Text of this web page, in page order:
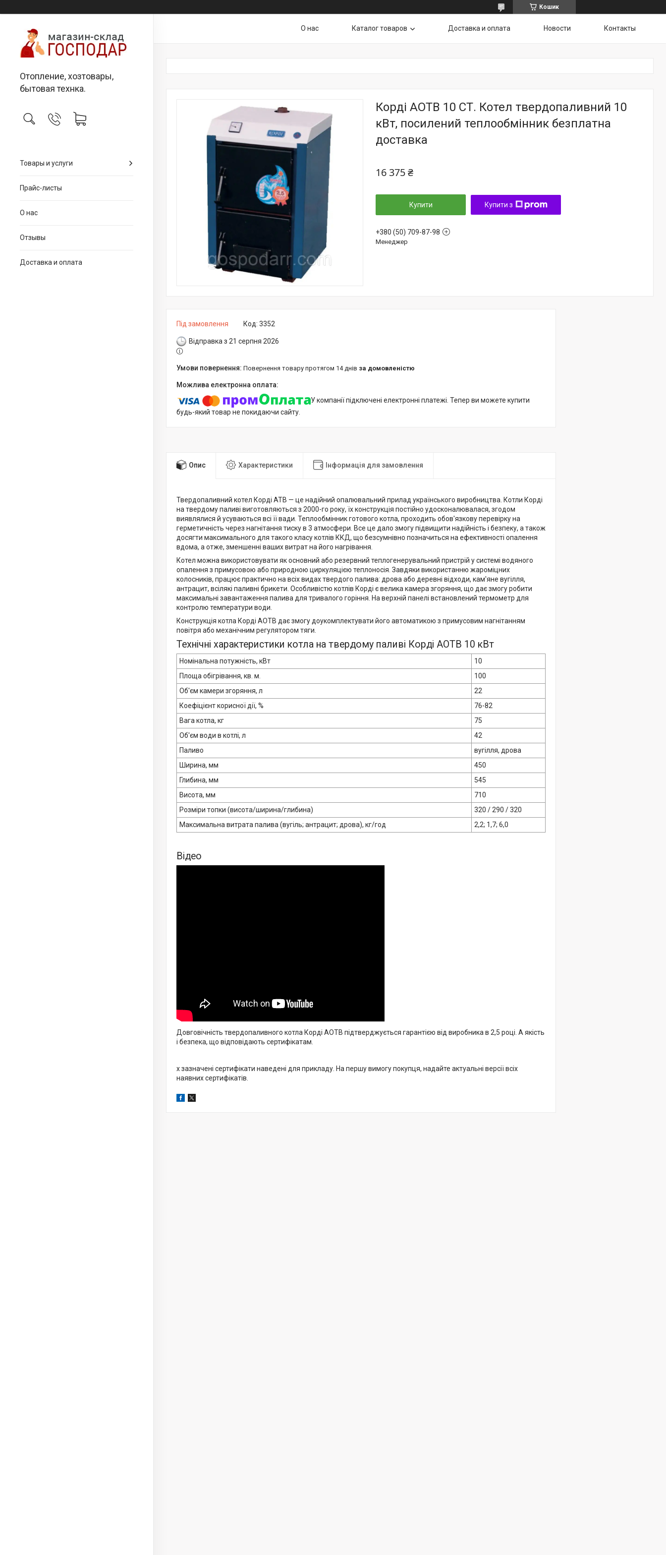
Кошик
Отопление, хозтовары,
бытовая технка.
Товары и услуги
Прайс-листы
О нас
Отзывы
Доставка и оплата
О нас Каталог товаров Доставка и оплата Новости Контакты
Корді АОТВ 10 СТ. Котел твердопаливний 10
кВт, посилений теплообмінник безплатна
доставка
16 375 ₴
Купити Купити з
+380 (50) 709-87-98
Менеджер
Під замовлення Код: 3352
Відправка з 21 серпня 2026
повернення товару протягом 14 днів за домовленістю
У компанії підключені електронні платежі. Тепер ви можете купити
будь-який товар не покидаючи сайту.
Опис Характеристики Інформація для замовлення
Твердопаливний котел Корді АТВ — це надійний опалювальний прилад українського виробництва. Котли Корді
на твердому паливі виготовляються з 2000-го року, їх конструкція постійно удосконалювалася, згодом
виявлялися й усуваються всі її вади. Теплообмінник готового котла, проходить обов'язкову перевірку на
герметичність через нагнітання тиску в 3 атмосфери. Все це дало змогу підвищити надійність і безпеку, а також
досягти максимального для такого класу котлів ККД, що безсумнівно позначиться на ефективності опалення
вдома, а отже, зменшенні ваших витрат на його нагрівання.
Котел можна використовувати як основний або резервний теплогенерувальний пристрій у системі водяного
опалення з примусовою або природною циркуляцією теплоносія. Завдяки використанню жароміцних
колосників, працює практично на всіх видах твердого палива: дрова або деревні відходи, кам'яне вугілля,
антрацит, всілякі паливні брикети. Особливістю котлів Корді є велика камера згоряння, що дає змогу робити
максимальні завантаження палива для тривалого горіння. На верхній панелі встановлений термометр для
контролю температури води.
Конструкція котла Корді АОТВ дає змогу доукомплектувати його автоматикою з примусовим нагнітанням
повітря або механічним регулятором тяги.
Технічні характеристики котла на твердому паливі Корді АОТВ 10 кВт
Номінальна потужність, кВт
10
Площа обігрівання, кв. м.
100
Об'єм камери згоряння, л
22
Коефіцієнт корисної дії, %
76-82
Вага котла, кг
75
Об'єм води в котлі, л
42
Паливо
вугілля, дрова
Ширина, мм
450
Глибина, мм
545
Висота, мм
710
Розміри топки (висота/ширина/глибина)
320 / 290 / 320
Максимальна витрата палива (вугіль; антрацит; дрова), кг/год
2,2; 1,7; 6,0
Відео
Довговічність твердопаливного котла Корді АОТВ підтверджується гарантією від виробника в 2,5 році. А якість
і безпека, що відповідають сертифікатам.
х зазначені сертифікати наведені для прикладу. На першу вимогу покупця, надайте актуальні версії всіх
наявних сертифікатів.